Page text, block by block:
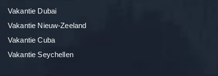
Vakantie Dubai
Vakantie Nieuw-Zeeland
Vakantie Cuba
Vakantie Seychellen